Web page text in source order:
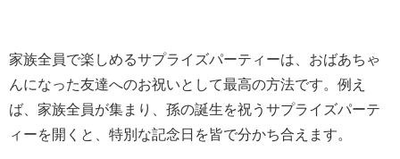
家族全員で楽しめるサプライズパーティーは、おばあちゃ
んになった友達へのお祝いとして最高の方法です。例え
ば、家族全員が集まり、孫の誕生を祝うサプライズパーテ
ィーを開くと、特別な記念日を皆で分かち合えます。